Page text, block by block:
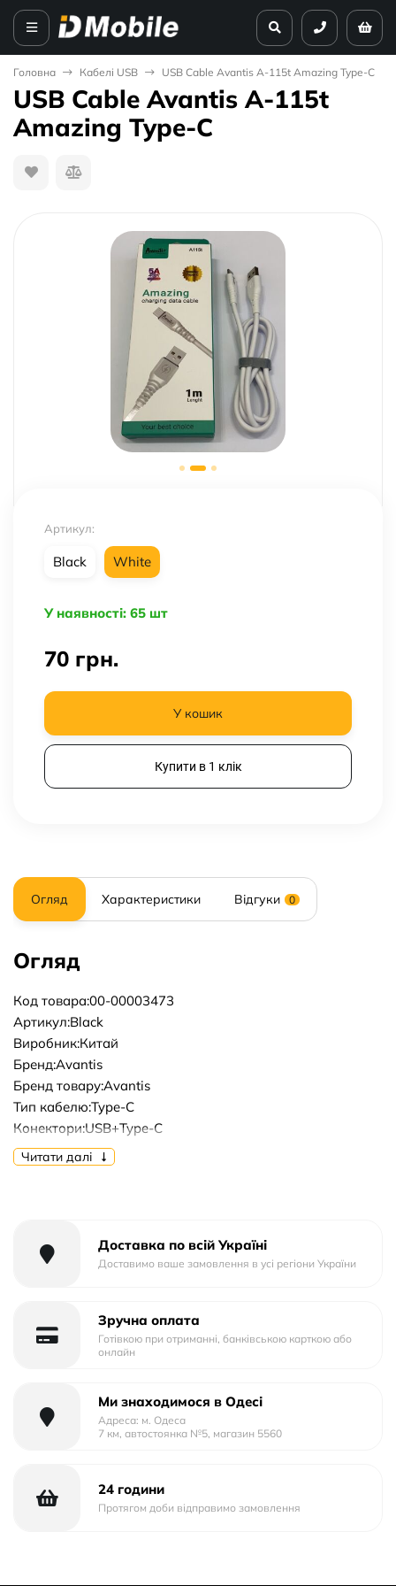
Головна Кабелі USB USB Cable Avantis A-115t Amazing Type-C
USB Cable Avantis A-115t
Amazing Type-C
Артикул:
Black White
У наявності: 65 шт
70 грн.
У кошик
Купити в 1 клік
Огляд Характеристики Відгуки 0
Огляд
Код товара:00-00003473
Артикул:Black
Виробник:Китай
Бренд:Avantis
Бренд товару:Avantis
Тип кабелю:Type-C
Конектори:USB+Type-C
Довжина кабелю, м:1m
Читати далі
Доставка по всій Україні
Доставимо ваше замовлення в усі регіони України
Зручна оплата
Готівкою при отриманні, банківською карткою або
онлайн
Ми знаходимося в Одесі
Адреса: м. Одеса
7 км, автостоянка №5, магазин 5560
24 години
Протягом доби відправимо замовлення